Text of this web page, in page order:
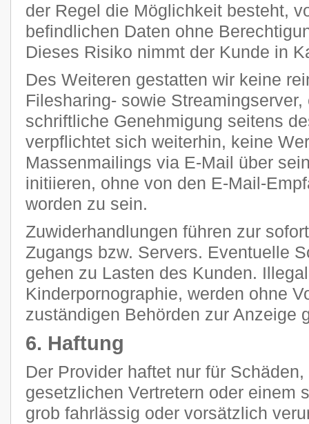
der Regel die Möglichkeit besteht,
befindlichen Daten ohne
Dieses Risiko nimmt der Kunde in
Des Weiteren gestatten wir keine
Filesharing- sowie
schriftliche Genehmigung seitens
verpflichtet sich weiterhin, keine
Massenmailings via E-Mail über
initiieren, ohne von den E-Mail-
worden zu sein.
Zuwiderhandlungen führen zur
Zugangs bzw. Servers. Eventuelle
gehen zu Lasten des Kunden.
Kinderpornographie, werden ohne
zuständigen Behörden zur Anzeige
6. Haftung
Der Provider haftet nur für
gesetzlichen Vertretern oder einem
grob fahrlässig oder vorsätzlich